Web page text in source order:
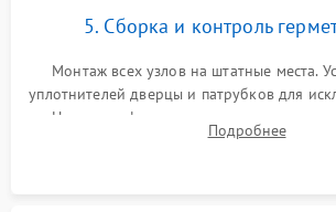
5. Сборка и контроль
Монтаж всех узлов на штатные места.
уплотнителей дверцы и патрубков для
Надежная фиксация хомутов
сборка корпуса и установка
Подробнее